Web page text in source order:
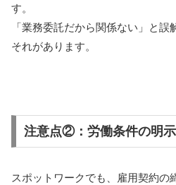
す。
「業務委託だから関係ない」と
それがあります。
注意点②：労働条件の明
スポットワークでも、雇用契約の